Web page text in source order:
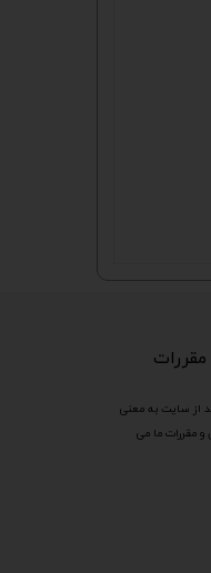
از سایت به معنی
مقررات ما می